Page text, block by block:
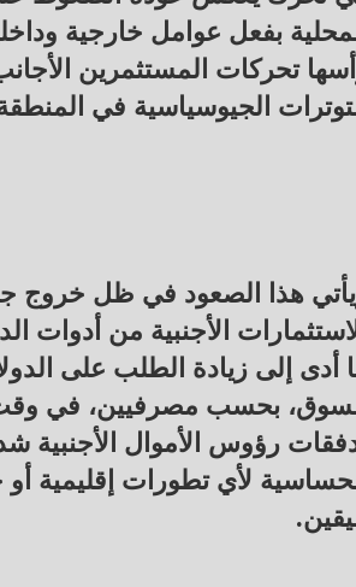
بفعل عوامل خارجية
تحركات المستثمرين
الجيوسياسية في
هذا الصعود في ظل خروج
الأجنبية من أدوات
أدى إلى زيادة الطلب على
بحسب مصرفيين، في
رؤوس الأموال الأجنبية
لأي تطورات إقليمية